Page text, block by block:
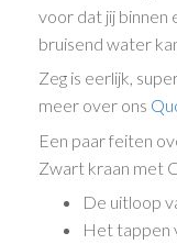
voor dat jij binnen
bruisend water
Zeg is eerlijk,
meer over ons
Een paar feiten
Zwart kraan met
De uitloop
Het tappen